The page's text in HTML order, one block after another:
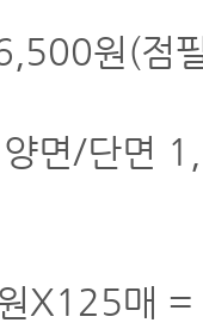
원(점
면/단면
X125매